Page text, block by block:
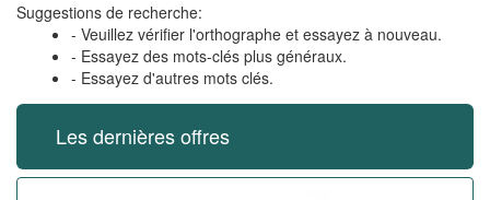
Suggestions de recherche:
- Veuillez vérifier l'orthographe et essayez à nouveau.
- Essayez des mots-clés plus généraux.
- Essayez d'autres mots clés.
Les dernières offres